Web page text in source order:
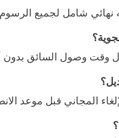
نهائي شامل لجميع
وقت وصول السائق
قبل موعد الانطلاق بـ 2 ساعة